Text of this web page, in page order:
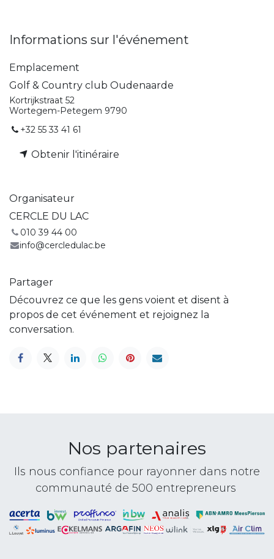
Informations sur l'événement
Emplacement
Golf & Country club Oudenaarde
Kortrijkstraat 52
Wortegem-Petegem 9790
+32 55 33 41 61
Obtenir l'itinéraire
Organisateur
CERCLE DU LAC
010 39 44 00
info@cercledulac.be
Partager
Découvrez ce que les gens voient et disent à
propos de cet événement et rejoignez la
conversation.
Nos partenaires
Ils nous confiance pour rayonner dans notre
communauté de 500 entrepreneurs